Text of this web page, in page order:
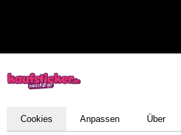
Cookies Anpassen Über